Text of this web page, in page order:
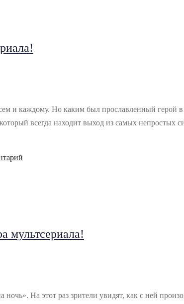
и каждому. Но каким был прославленный герой
всегда находит выход из самых непростых
мультсериала!
На этот раз зрители увидят, как с ней